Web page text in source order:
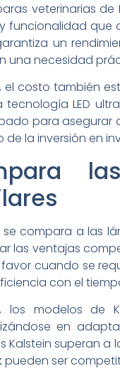
veterinarias
funcionalidad que
un
una necesidad
el costo también
tecnología LED
para asegurar
de la inversión en
compara a las
las ventajas
cuando se
con el
los modelos de
en
Kalstein superan
pueden ser